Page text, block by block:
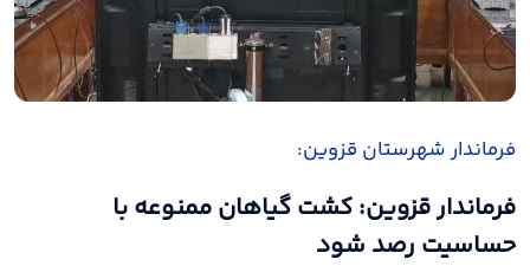
فرماندار شهرستان قزوین:
فرماندار قزوین: کشت گیاهان ممنوعه با
حساسیت رصد شود